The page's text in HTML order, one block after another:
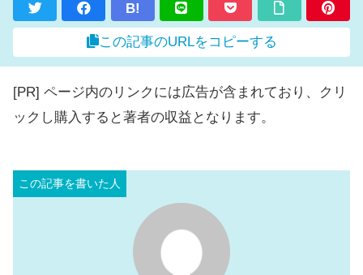
B!
この記事のURLをコピーする
[PR] ページ内のリンクには広告が含まれており、クリ
ックし購入すると著者の収益となります。